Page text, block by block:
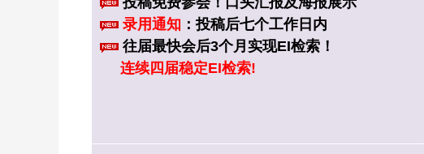
录用通知 ：投稿后七个工作日内
往届最快会后3个月实现EI检索！
连续四届稳定EI检索!